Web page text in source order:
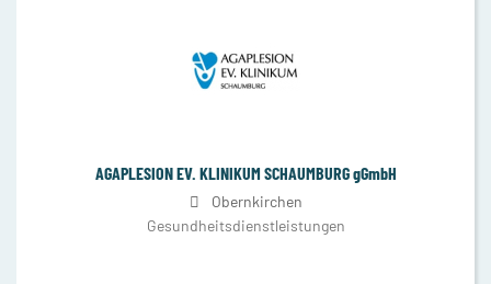
AGAPLESION EV. KLINIKUM SCHAUMBURG gGmbH
Obernkirchen
Gesundheitsdienstleistungen